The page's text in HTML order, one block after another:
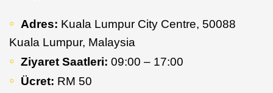
Adres: Kuala Lumpur City Centre, 50088
Kuala Lumpur, Malaysia
Ziyaret Saatleri: 09:00 – 17:00
Ücret: RM 50